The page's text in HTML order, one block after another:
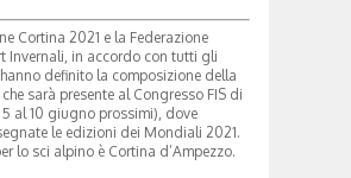
Cortina 2021 e la Federazione
Invernali, in accordo con tutti gli
definito la composizione della
sarà presente al Congresso FIS di
al 10 giugno prossimi), dove
le edizioni dei Mondiali 2021.
lo sci alpino è Cortina d’Ampezzo.